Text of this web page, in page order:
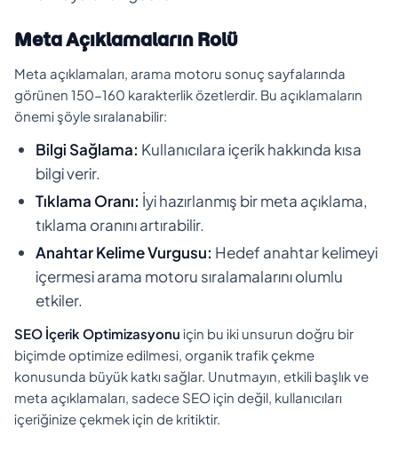
Meta Açıklamaların Rolü
Meta açıklamaları, arama motoru sonuç sayfalarında
görünen 150-160 karakterlik özetlerdir. Bu açıklamaların
önemi şöyle sıralanabilir:
Bilgi Sağlama: Kullanıcılara içerik hakkında kısa
bilgi verir.
Tıklama Oranı: İyi hazırlanmış bir meta açıklama,
tıklama oranını artırabilir.
Anahtar Kelime Vurgusu: Hedef anahtar kelimeyi
içermesi arama motoru sıralamalarını olumlu
etkiler.
SEO İçerik Optimizasyonu için bu iki unsurun doğru bir
biçimde optimize edilmesi, organik trafik çekme
konusunda büyük katkı sağlar. Unutmayın, etkili başlık ve
meta açıklamaları, sadece SEO için değil, kullanıcıları
içeriğinize çekmek için de kritiktir.